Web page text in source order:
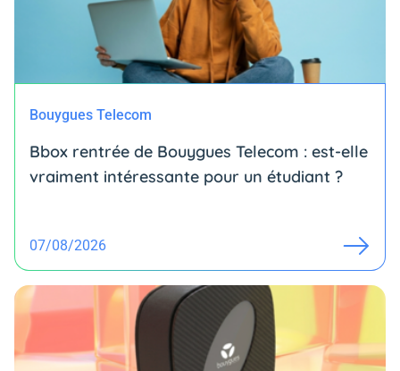
Bouygues Telecom
Bbox rentrée de Bouygues Telecom : est-elle
vraiment intéressante pour un étudiant ?
07/08/2026